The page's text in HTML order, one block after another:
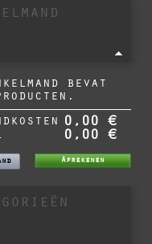
bevat
0,00 €
0,00 €
Afrekenen